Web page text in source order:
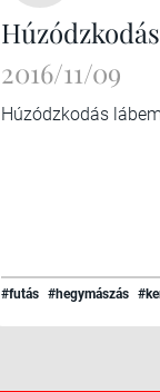
2016/11/09
Húzódzkodás
#futás #hegymászás